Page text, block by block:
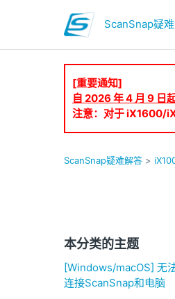
ScanSnap疑
[重要通知]
自 2026 年 4 月 9 日
注意：对于 iX1600/
ScanSnap疑难解答
本分类的主题
[Windows/macOS] 无
连接ScanSnap和电脑